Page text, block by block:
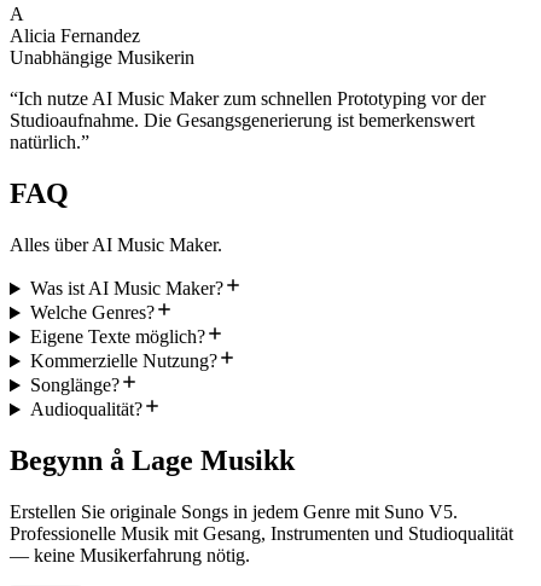
A
Alicia Fernandez
Unabhängige Musikerin
“Ich nutze AI Music Maker zum schnellen Prototyping vor der
Studioaufnahme. Die Gesangsgenerierung ist bemerkenswert
natürlich.”
FAQ
Alles über AI Music Maker.
Was ist AI Music Maker?
Welche Genres?
Eigene Texte möglich?
Kommerzielle Nutzung?
Songlänge?
Audioqualität?
Begynn å Lage Musikk
Erstellen Sie originale Songs in jedem Genre mit Suno V5.
Professionelle Musik mit Gesang, Instrumenten und Studioqualität
— keine Musikerfahrung nötig.